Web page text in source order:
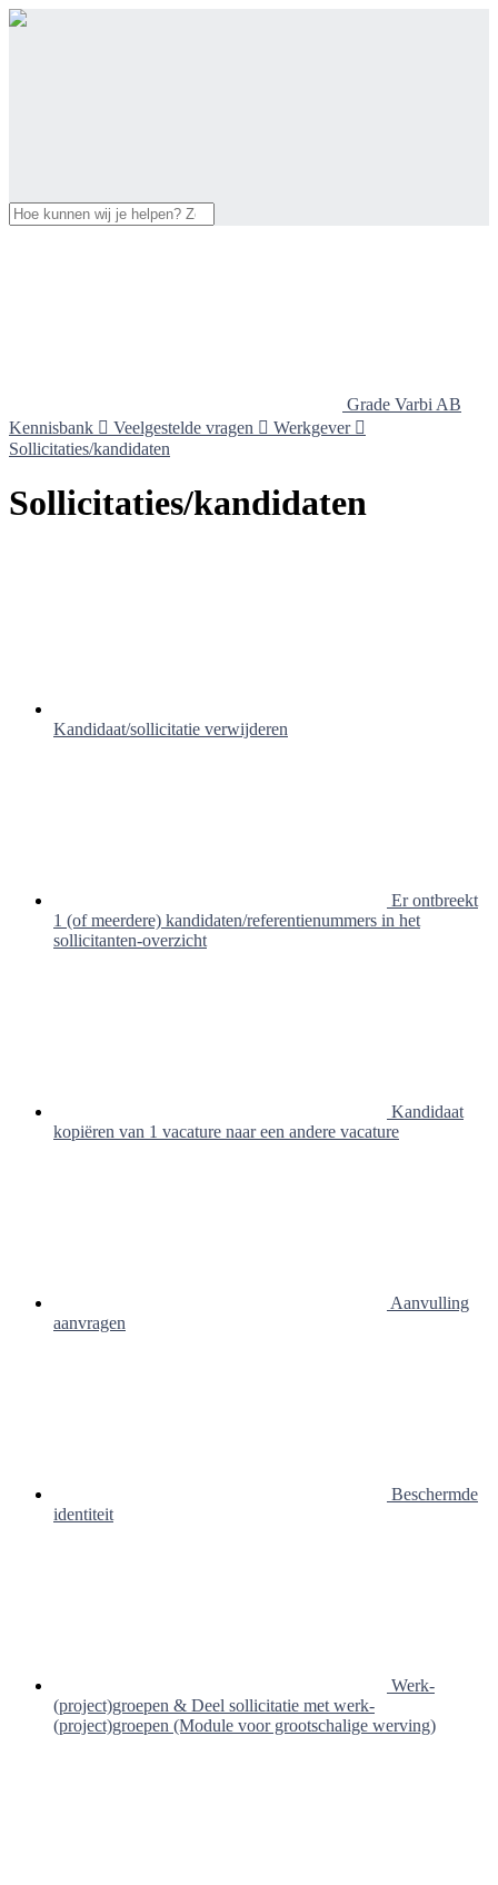
Grade Varbi AB
Kennisbank  Veelgestelde vragen  Werkgever 
Sollicitaties/kandidaten
Sollicitaties/kandidaten
Kandidaat/sollicitatie verwijderen
Er ontbreekt
1 (of meerdere) kandidaten/referentienummers in het
sollicitanten-overzicht
Kandidaat
kopiëren van 1 vacature naar een andere vacature
Aanvulling
aanvragen
Beschermde
identiteit
Werk-
(project)groepen & Deel sollicitatie met werk-
(project)groepen (Module voor grootschalige werving)